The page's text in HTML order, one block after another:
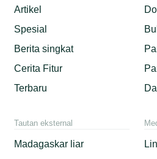
Artikel
Spesial
Berita singkat
Cerita Fitur
Terbaru
Tautan eksternal
Madagaskar liar